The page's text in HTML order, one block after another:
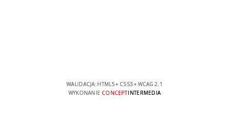
WALIDACJA: HTML5+ CSS3 + WCAG 2.1
WYKONANIE CONCEPTINTERMEDIA